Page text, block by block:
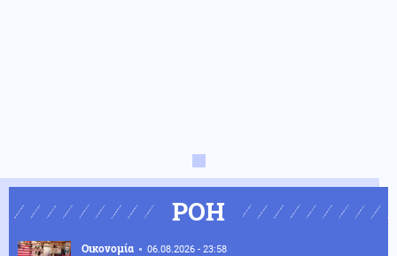
ΡΟΗ
Οικονομία 06.08.2026 - 23:58